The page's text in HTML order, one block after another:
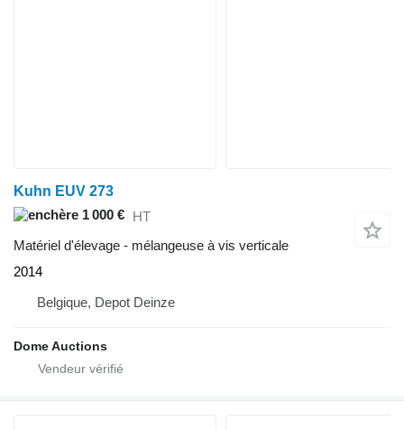
Kuhn EUV 273
1 000 € HT
Matériel d'élevage - mélangeuse à vis verticale
2014
Belgique, Depot Deinze
Dome Auctions